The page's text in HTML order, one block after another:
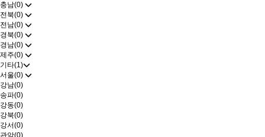
충남(0)
전북(0)
전남(0)
경북(0)
경남(0)
제주(0)
기타(1)
서울(0)
강남(0)
송파(0)
강동(0)
강북(0)
강서(0)
관악(0)